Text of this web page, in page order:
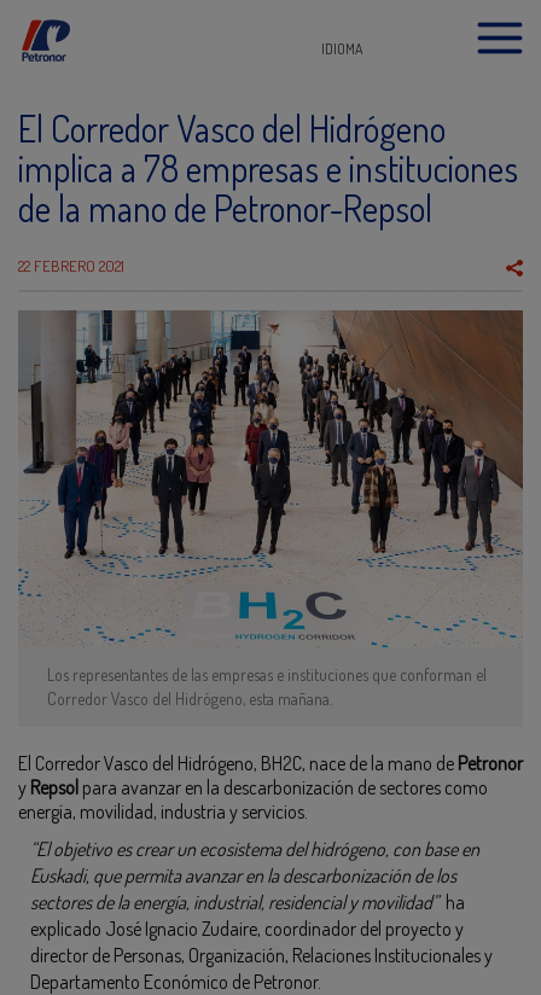
IDIOMA
El Corredor Vasco del Hidrógeno
implica a 78 empresas e instituciones
de la mano de Petronor-Repsol
22 FEBRERO 2021
Los representantes de las empresas e instituciones que conforman el
Corredor Vasco del Hidrógeno, esta mañana.
El Corredor Vasco del Hidrógeno, BH2C, nace de la mano de Petronor
y Repsol para avanzar en la descarbonización de sectores como
energía, movilidad, industria y servicios.
“El objetivo es crear un ecosistema del hidrógeno, con base en
Euskadi, que permita avanzar en la descarbonización de los
sectores de la energía, industrial, residencial y movilidad” ha
explicado José Ignacio Zudaire, coordinador del proyecto y
director de Personas, Organización, Relaciones Institucionales y
Departamento Económico de Petronor.